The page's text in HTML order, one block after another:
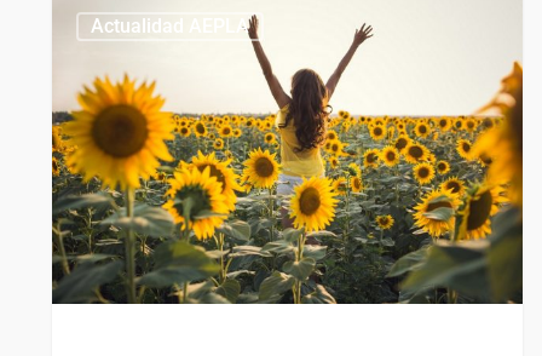
Actualidad AEPLA